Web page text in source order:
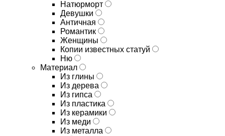
Натюрморт
Девушки
Античная
Романтик
Женщины
Копии известных статуй
Ню
Материал
Из глины
Из дерева
Из гипса
Из пластика
Из керамики
Из меди
Из металла